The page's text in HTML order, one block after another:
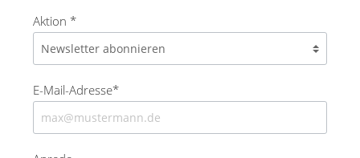
Aktion *
E-Mail-Adresse*